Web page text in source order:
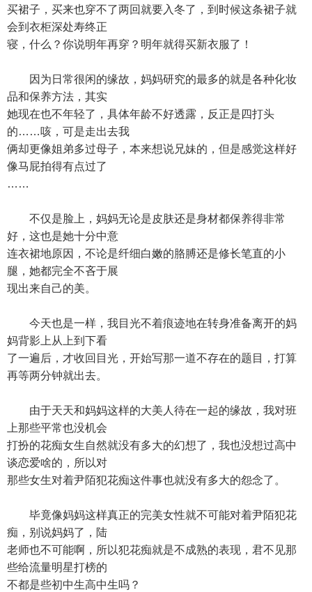
买裙子，买来也穿不了两回就要入冬了，到时候这条裙子就
会到衣柜深处寿终正
寝，什么？你说明年再穿？明年就得买新衣服了！
因为日常很闲的缘故，妈妈研究的最多的就是各种化妆
品和保养方法，其实
她现在也不年轻了，具体年龄不好透露，反正是四打头
的……咳，可是走出去我
俩却更像姐弟多过母子，本来想说兄妹的，但是感觉这样好
像马屁拍得有点过了
……
不仅是脸上，妈妈无论是皮肤还是身材都保养得非常
好，这也是她十分中意
连衣裙地原因，不论是纤细白嫩的胳膊还是修长笔直的小
腿，她都完全不吝于展
现出来自己的美。
今天也是一样，我目光不着痕迹地在转身准备离开的妈
妈背影上从上到下看
了一遍后，才收回目光，开始写那一道不存在的题目，打算
再等两分钟就出去。
由于天天和妈妈这样的大美人待在一起的缘故，我对班
上那些平常也没机会
打扮的花痴女生自然就没有多大的幻想了，我也没想过高中
谈恋爱啥的，所以对
那些女生对着尹陌犯花痴这件事也就没有多大的怨念了。
毕竟像妈妈这样真正的完美女性就不可能对着尹陌犯花
痴，别说妈妈了，陆
老师也不可能啊，所以犯花痴就是不成熟的表现，君不见那
些给流量明星打榜的
不都是些初中生高中生吗？